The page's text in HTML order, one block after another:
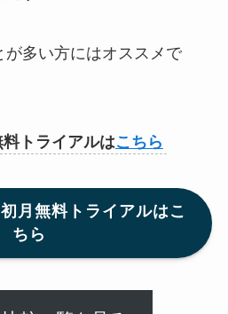
多い方にはオススメで
トライアルはこちら
月無料トライアルはこ
ちら